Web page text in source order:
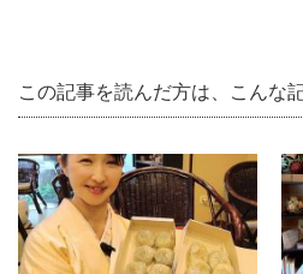
この記事を読んだ方は、こんな